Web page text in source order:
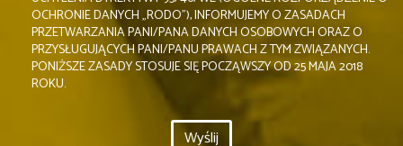
OCHRONIE DANYCH „RODO”), INFORMUJEMY O ZASADACH
PRZETWARZANIA PANI/PANA DANYCH OSOBOWYCH ORAZ O
PRZYSŁUGUJĄCYCH PANI/PANU PRAWACH Z TYM ZWIĄZANYCH.
PONIŻSZE ZASADY STOSUJE SIĘ POCZĄWSZY OD 25 MAJA 2018
ROKU.